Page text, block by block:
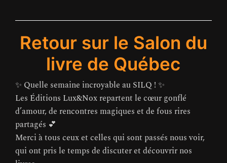
Retour sur le Salon du
livre de Québec
✨ Quelle semaine incroyable au SILQ ! ✨
Les Éditions Lux&Nox repartent le cœur gonflé
d’amour, de rencontres magiques et de fous rires
partagés 💕
Merci à tous ceux et celles qui sont passés nous voir,
qui ont pris le temps de discuter et découvrir nos